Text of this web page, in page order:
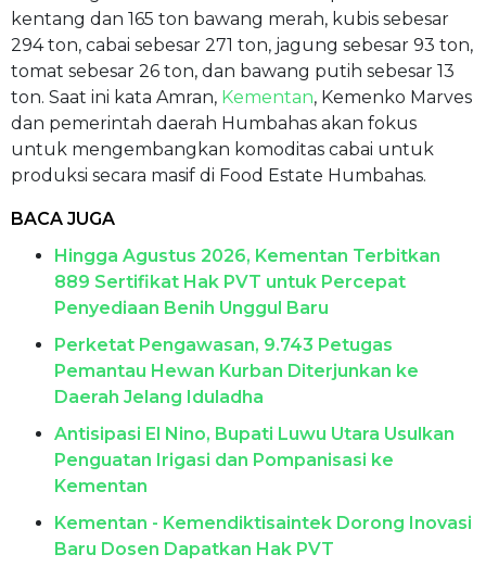
kentang dan 165 ton bawang merah, kubis sebesar
294 ton, cabai sebesar 271 ton, jagung sebesar 93 ton,
tomat sebesar 26 ton, dan bawang putih sebesar 13
ton. Saat ini kata Amran, Kementan, Kemenko Marves
dan pemerintah daerah Humbahas akan fokus
untuk mengembangkan komoditas cabai untuk
produksi secara masif di Food Estate Humbahas.
BACA JUGA
Hingga Agustus 2026, Kementan Terbitkan
889 Sertifikat Hak PVT untuk Percepat
Penyediaan Benih Unggul Baru
Perketat Pengawasan, 9.743 Petugas
Pemantau Hewan Kurban Diterjunkan ke
Daerah Jelang Iduladha
Antisipasi El Nino, Bupati Luwu Utara Usulkan
Penguatan Irigasi dan Pompanisasi ke
Kementan
Kementan - Kemendiktisaintek Dorong Inovasi
Baru Dosen Dapatkan Hak PVT